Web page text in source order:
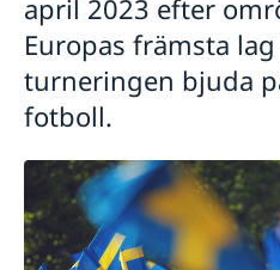
april 2023 efter
Europas främsta
turneringen bjuda
fotboll.